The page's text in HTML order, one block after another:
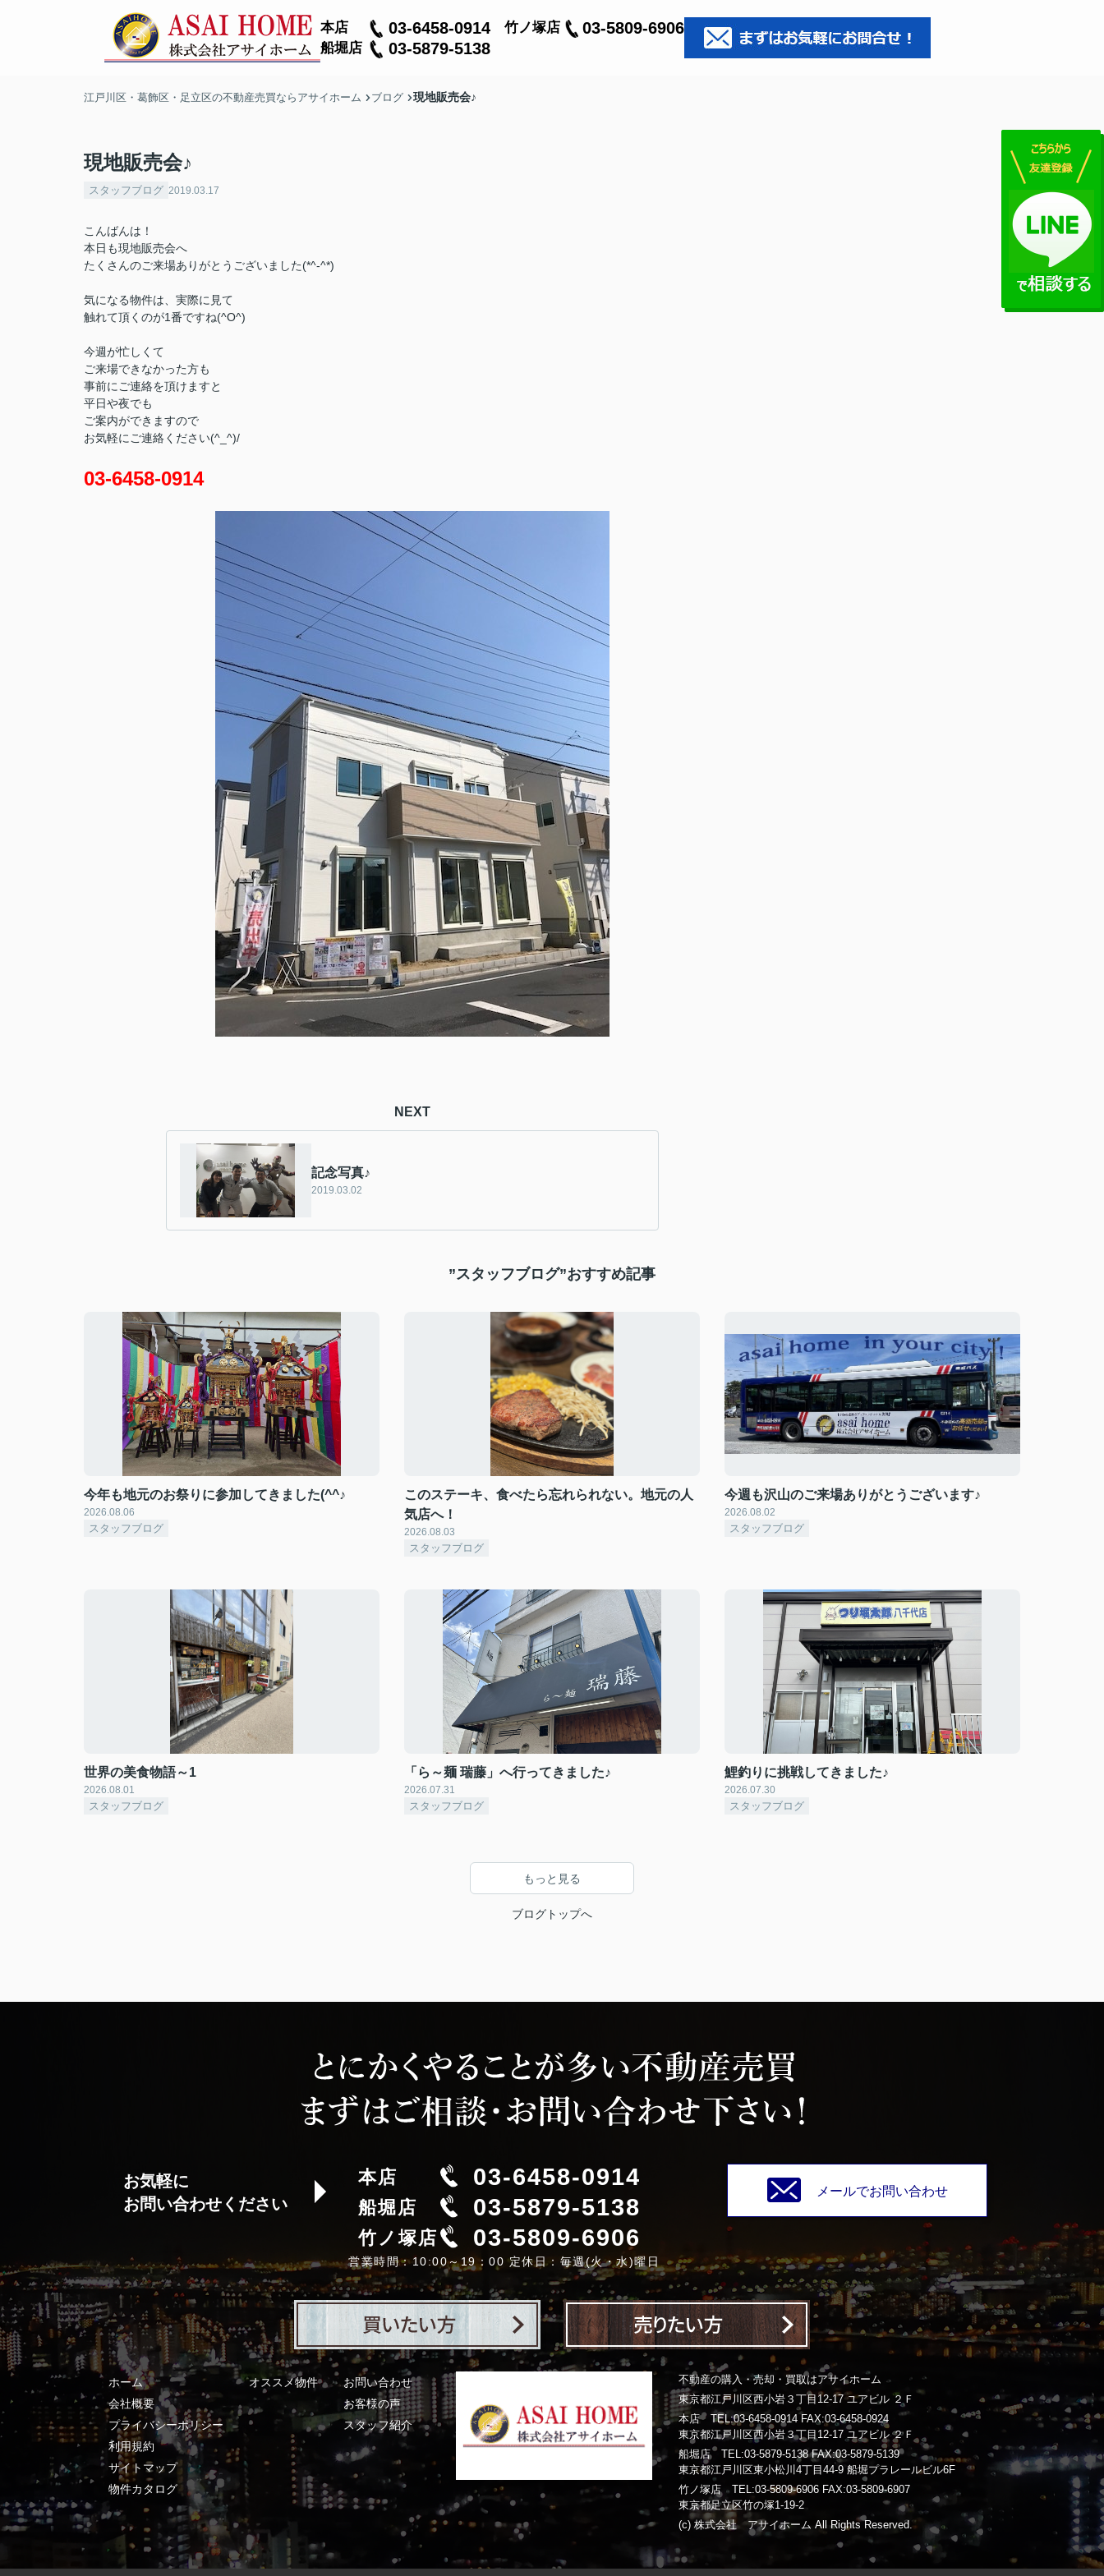
本店 03-6458-0914 竹ノ塚店 03-5809-6906
船堀店 03-5879-5138
江戸川区・葛飾区・足立区の不動産売買ならアサイホーム ブログ 現地販売会♪
現地販売会♪
スタッフブログ 2019.03.17
こんばんは！
本日も現地販売会へ
たくさんのご来場ありがとうございました(*^-^*)
気になる物件は、実際に見て
触れて頂くのが1番ですね(^O^)
今週が忙しくて
ご来場できなかった方も
事前にご連絡を頂けますと
平日や夜でも
ご案内ができますので
お気軽にご連絡ください(^_^)/
03-6458-0914
NEXT
記念写真♪
2019.03.02
”スタッフブログ”おすすめ記事
今年も地元のお祭りに参加してきました(^^♪
2026.08.06
スタッフブログ
このステーキ、食べたら忘れられない。地元の人
気店へ！
2026.08.03
スタッフブログ
今週も沢山のご来場ありがとうございます♪
2026.08.02
スタッフブログ
世界の美食物語～1
2026.08.01
スタッフブログ
「ら～麺 瑞藤」へ行ってきました♪
2026.07.31
スタッフブログ
鯉釣りに挑戦してきました♪
2026.07.30
スタッフブログ
もっと見る
ブログトップへ
お気軽に
お問い合わせください
本店 03-6458-0914
船堀店 03-5879-5138
竹ノ塚店 03-5809-6906
営業時間：10:00～19：00 定休日：毎週(火・水)曜日
メールでお問い合わせ
ホーム
会社概要
プライバシーポリシー
利用規約
サイトマップ
物件カタログ
オススメ物件
お問い合わせ
お客様の声
スタッフ紹介
不動産の購入・売却・買取はアサイホーム
東京都江戸川区西小岩３丁目12-17 ユアビル ２Ｆ
本店 TEL:03-6458-0914 FAX:03-6458-0924
東京都江戸川区西小岩３丁目12-17 ユアビル ２Ｆ
船堀店 TEL:03-5879-5138 FAX:03-5879-5139
東京都江戸川区東小松川4丁目44-9 船堀プラレールビル6F
竹ノ塚店 TEL:03-5809-6906 FAX:03-5809-6907
東京都足立区竹の塚1-19-2
(c) 株式会社 アサイホーム All Rights Reserved.